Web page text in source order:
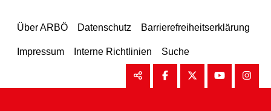
Über ARBÖ Datenschutz Barrierefreiheitserklärung
Impressum Interne Richtlinien Suche